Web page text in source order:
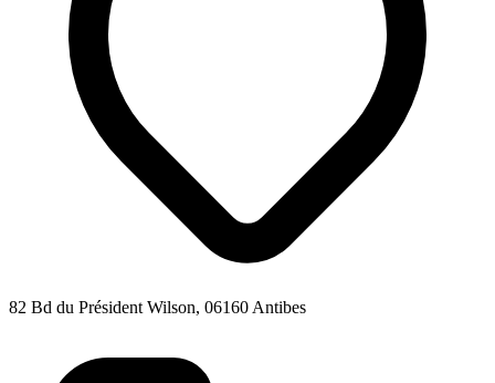
82 Bd du Président Wilson, 06160 Antibes